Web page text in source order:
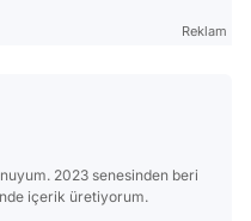
Reklam
2023 senesinden beri
içerik üretiyorum.